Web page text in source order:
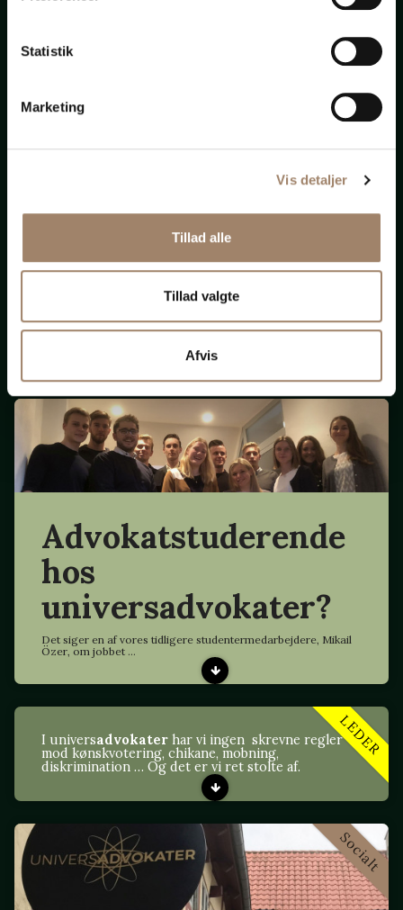
Statistik
Marketing
Vis detaljer
Tillad alle
Tillad valgte
Afvis
bistand
til
Nye krav om ligeløn
og
løngennemsigtighed
(Opdateret 131125)
Advokatstuderende
hos
universadvokater?
Det siger en af vores tidligere studentermedarbejdere, Mikail
Özer, om jobbet ...
LEDER
I universadvokaterhar vi ingen skrevne regler
mod kønskvotering, chikane, mobning,
diskrimination … Og det er vi ret stolte af.
Socialt